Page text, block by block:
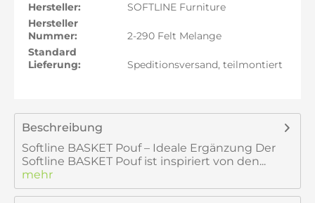
Hersteller:
SOFTLINE Furniture
Hersteller
Nummer:
2-290 Felt Melange
Standard
Lieferung:
Speditionsversand, teilmontiert
Beschreibung
Softline BASKET Pouf – Ideale Ergänzung Der
Softline BASKET Pouf ist inspiriert von den...
mehr